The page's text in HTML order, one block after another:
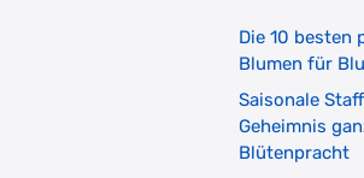
Die 10 besten
Blumen für
Saisonale
Geheimnis
Blütenpracht